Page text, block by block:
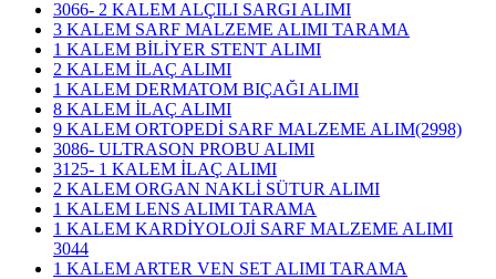
3066- 2 KALEM ALÇILI SARGI ALIMI
3 KALEM SARF MALZEME ALIMI TARAMA
1 KALEM BİLİYER STENT ALIMI
2 KALEM İLAÇ ALIMI
1 KALEM DERMATOM BIÇAĞI ALIMI
8 KALEM İLAÇ ALIMI
9 KALEM ORTOPEDİ SARF MALZEME ALIM(2998)
3086- ULTRASON PROBU ALIMI
3125- 1 KALEM İLAÇ ALIMI
2 KALEM ORGAN NAKLİ SÜTUR ALIMI
1 KALEM LENS ALIMI TARAMA
1 KALEM KARDİYOLOJİ SARF MALZEME ALIMI
3044
1 KALEM ARTER VEN SET ALIMI TARAMA